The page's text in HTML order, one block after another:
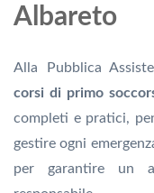
Albareto
Alla Pubblica
corsi di primo
completi e pratici,
gestire ogni
per garantire un